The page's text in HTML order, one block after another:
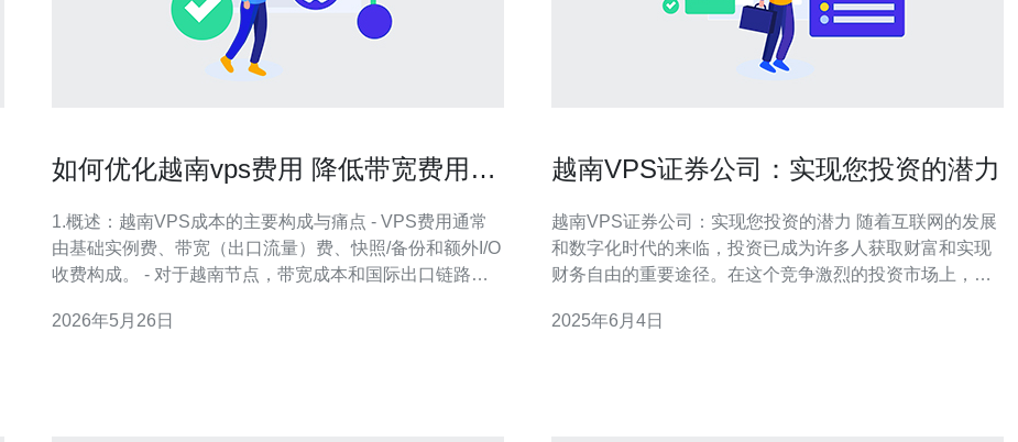
如何优化越南vps费用 降低带宽费用和
1.概述：越南VPS成本的主要构成与痛点 - VPS费用通常
由基础实例费、带宽（出口流量）费、快照/备份和额外I/O
收费构成。 - 对于越南节点，带宽成本和国际出口链路质
期费用急升（小时计费或带宽峰值计费）。 - CDN、缓存
2026年5月26日
越南VPS证券公司：实现您投资的潜力
越南VPS证券公司：实现您投资的潜力 随着互联网的发展
和数字化时代的来临，投资已成为许多人获取财富和实现
财务自由的重要途径。在这个竞争激烈的投资市场上，选
VPS证券公司就是您值得信赖的合作伙伴，帮助您实现投
2025年6月4日